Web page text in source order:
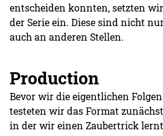
entscheiden konnten, setzten
der Serie ein. Diese sind nicht
auch an anderen Stellen.
Production
Bevor wir die eigentlichen
testeten wir das Format
in der wir einen Zaubertrick